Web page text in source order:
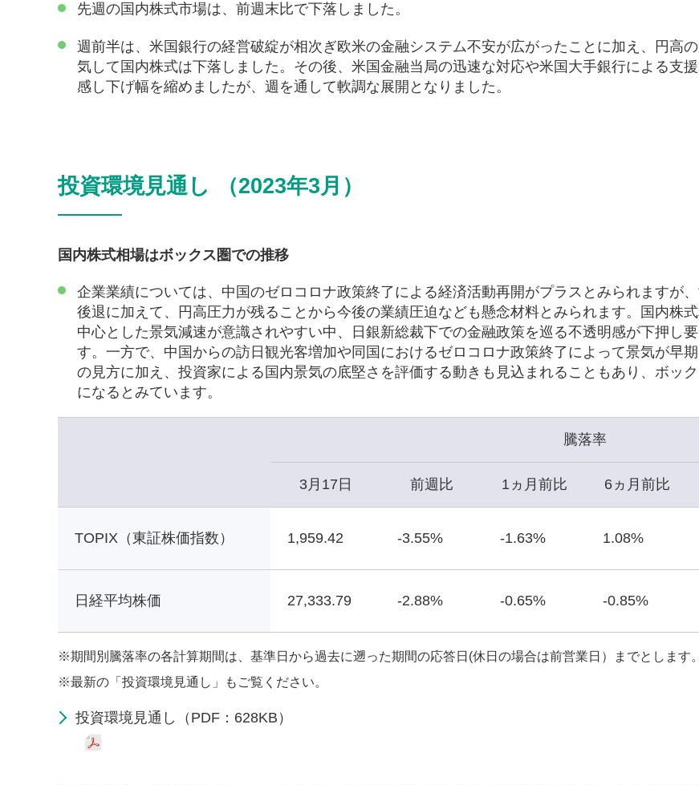
先週の国内株式市場は、前週末比で下落しました。
週前半は、米国銀行の経営破綻が相次ぎ欧米の金融システム不安が広がったことに加え、円高
気して国内株式は下落しました。その後、米国金融当局の迅速な対応や米国大手銀行による支
感し下げ幅を縮めましたが、週を通して軟調な展開となりました。
投資環境見通し （2023年3月）
国内株式相場はボックス圏での推移
企業業績については、中国のゼロコロナ政策終了による経済活動再開がプラスとみられますが
後退に加えて、円高圧力が残ることから今後の業績圧迫なども懸念材料とみられます。国内株
中心とした景気減速が意識されやすい中、日銀新総裁下での金融政策を巡る不透明感が下押し
す。一方で、中国からの訪日観光客増加や同国におけるゼロコロナ政策終了によって景気が早
の見方に加え、投資家による国内景気の底堅さを評価する動きも見込まれることもあり、ボッ
になるとみています。
騰落率
3月17日 前週比 1ヵ月前比 6ヵ月前比
TOPIX（東証株価指数） 1,959.42 -3.55% -1.63% 1.08%
日経平均株価 27,333.79 -2.88% -0.65% -0.85%
※期間別騰落率の各計算期間は、基準日から過去に遡った期間の応答日(休日の場合は前営業日）までとします。
※最新の「投資環境見通し」もご覧ください。
投資環境見通し（PDF：628KB）